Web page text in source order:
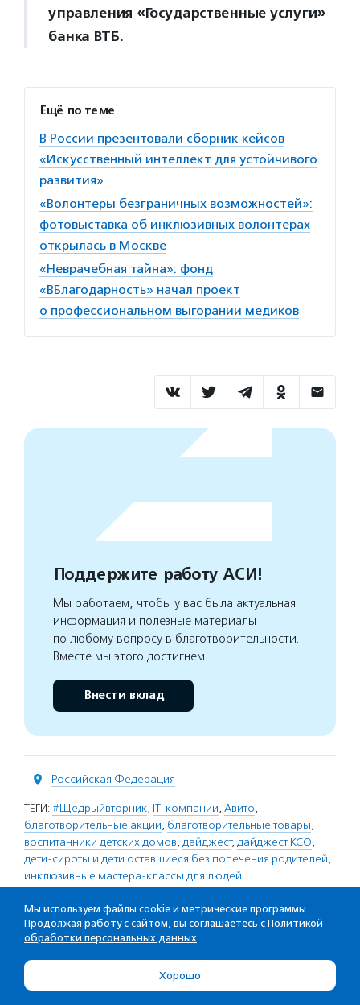
управления «Государственные услуги»
банка ВТБ.
Ещё по теме
В России презентовали сборник кейсов
«Искусственный интеллект для устойчивого
развития»
«Волонтеры безграничных возможностей»:
фотовыставка об инклюзивных волонтерах
открылась в Москве
«Неврачебная тайна»: фонд
«ВБлагодарность» начал проект
о профессиональном выгорании медиков
Поддержите работу АСИ!
Мы работаем, чтобы у вас была актуальная
информация и полезные материалы
по любому вопросу в благотворительности.
Вместе мы этого достигнем
Внести вклад
Российская Федерация
ТЕГИ: #Щедрыйвторник, IT-компании, Авито,
благотворительные акции, благотворительные товары,
воспитанники детских домов, дайджест, дайджест КСО,
дети-сироты и дети оставшиеся без попечения родителей,
инклюзивные мастера-классы для людей
корпоративная ответственность,Корпоративная
социальная ответственность ,ЛАНИТ,люди
с инвалидностью,магазины «Пятерочка»
семьи,незрячие и слабовидящие люди,новогодние акции,
новогодние благотворительные акции
пожертвования,робототехника,Свеза,Северсталь,
Мы используем файлы cookie и метрические программы.
Продолжая работу с сайтом, вы соглашаетесь с Политикой
обработки персональных данных
Хорошо